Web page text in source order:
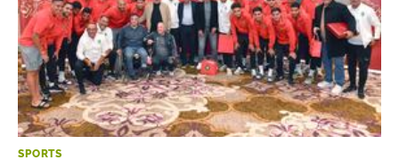
SPORTS